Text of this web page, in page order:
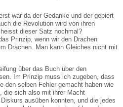
war da der Gedanke und der gebiert
die Revolution wird von ihren
dieser Satz nochmal?
Prinzip, wenn wir den Drachen
Drachen. Man kann Gleiches nicht mit
über das Buch über den
Im Prinzip muss ich zugeben, dass
den selben Fehler gemacht haben wie
die sich also mit ihrer Macht
ausüben konnten, und die jedes